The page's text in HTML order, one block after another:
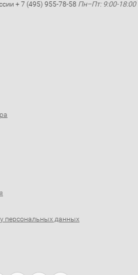
+ 7 (495) 955-78-58 Пн–Пт: 9:00-18:00
персональных данных